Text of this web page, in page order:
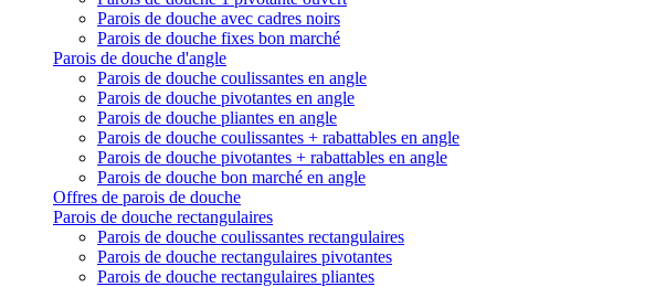
Parois de douche avec cadres noirs
Parois de douche fixes bon marché
Parois de douche d'angle
Parois de douche coulissantes en angle
Parois de douche pivotantes en angle
Parois de douche pliantes en angle
Parois de douche coulissantes + rabattables en angle
Parois de douche pivotantes + rabattables en angle
Parois de douche bon marché en angle
Offres de parois de douche
Parois de douche rectangulaires
Parois de douche coulissantes rectangulaires
Parois de douche rectangulaires pivotantes
Parois de douche rectangulaires pliantes